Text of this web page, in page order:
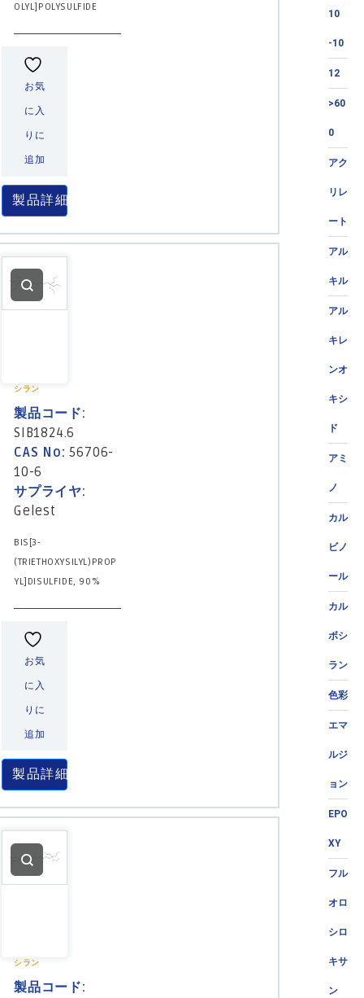
10
-10
12
>60
0
アク
リレ
ート
アル
キル
アル
キレ
ンオ
キシ
ド
アミ
ノ
カル
ビノ
ール
カル
ボシ
ラン
色彩
エマ
ルジ
ョン
EPO
XY
フル
オロ
シロ
キサ
ン
OLYL]POLYSULFIDE
お気
に入
りに
追加
製品詳細
シラン
製品コード:
SIB1824.6
CAS No:56706-
10-6
サプライヤ:
Gelest
BIS[3-
(TRIETHOXYSILYL)PROP
YL]DISULFIDE, 90%
お気
に入
りに
追加
製品詳細
シラン
製品コード: